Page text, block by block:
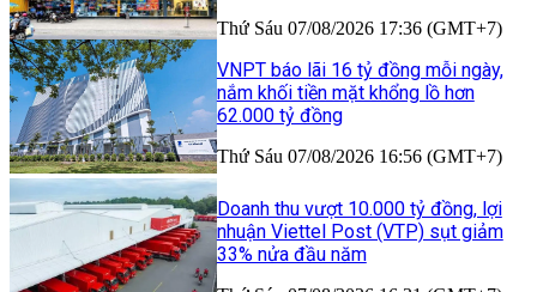
Thứ Sáu 07/08/2026 17:36 (GMT+7)
VNPT báo lãi 16 tỷ đồng mỗi ngày,
nắm khối tiền mặt khổng lồ hơn
62.000 tỷ đồng
Thứ Sáu 07/08/2026 16:56 (GMT+7)
Doanh thu vượt 10.000 tỷ đồng, lợi
nhuận Viettel Post (VTP) sụt giảm
33% nửa đầu năm